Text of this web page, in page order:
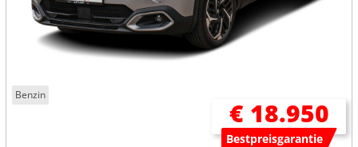
Benzin
€ 18.950
Bestpreisgarantie